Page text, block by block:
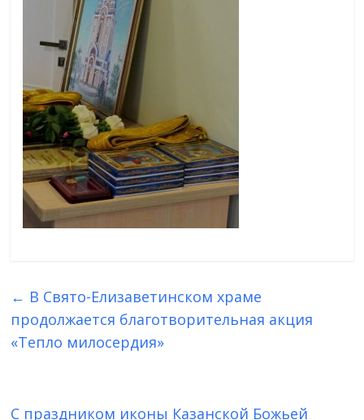
← В Свято-Елизаветинском храме
продолжается благотворительная акция
«Тепло милосердия»
С праздником иконы Казанской Божьей